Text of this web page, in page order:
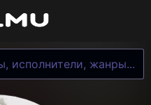
исполнители, жанры...